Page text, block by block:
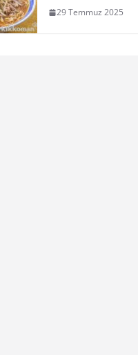
29 Temmuz 2025